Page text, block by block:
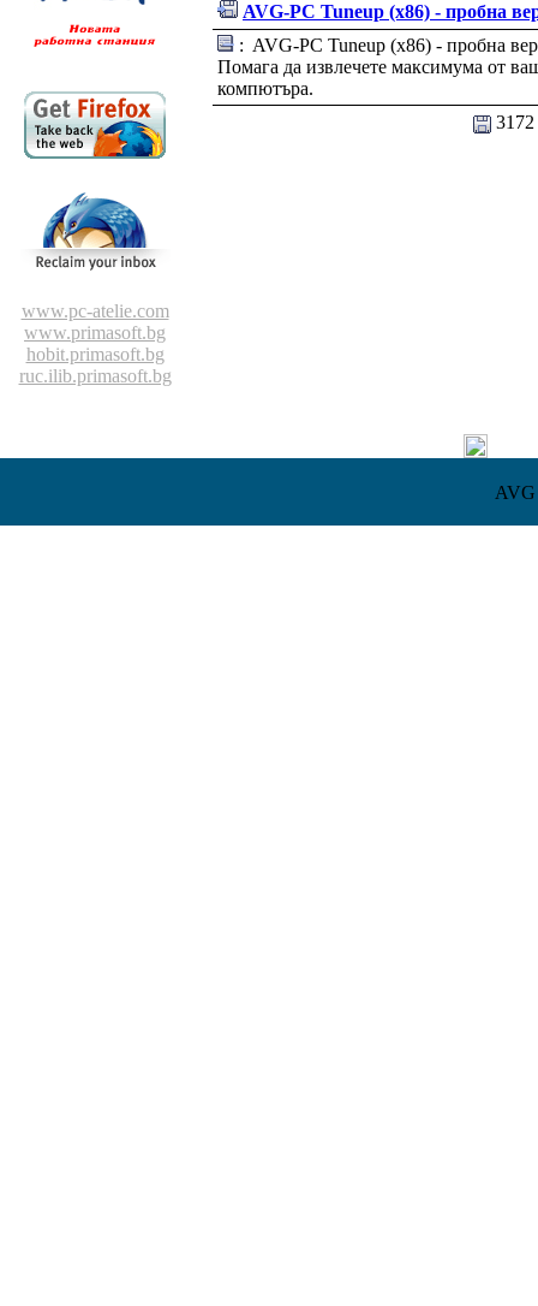
www.pc-atelie.com
www.primasoft.bg
hobit.primasoft.bg
ruc.ilib.primasoft.bg
AVG-PC Tuneup (x86) - пробна
: AVG-PC Tuneup (x86) - пробна
Помага да извлечете максимума от
компютъра.
AVG